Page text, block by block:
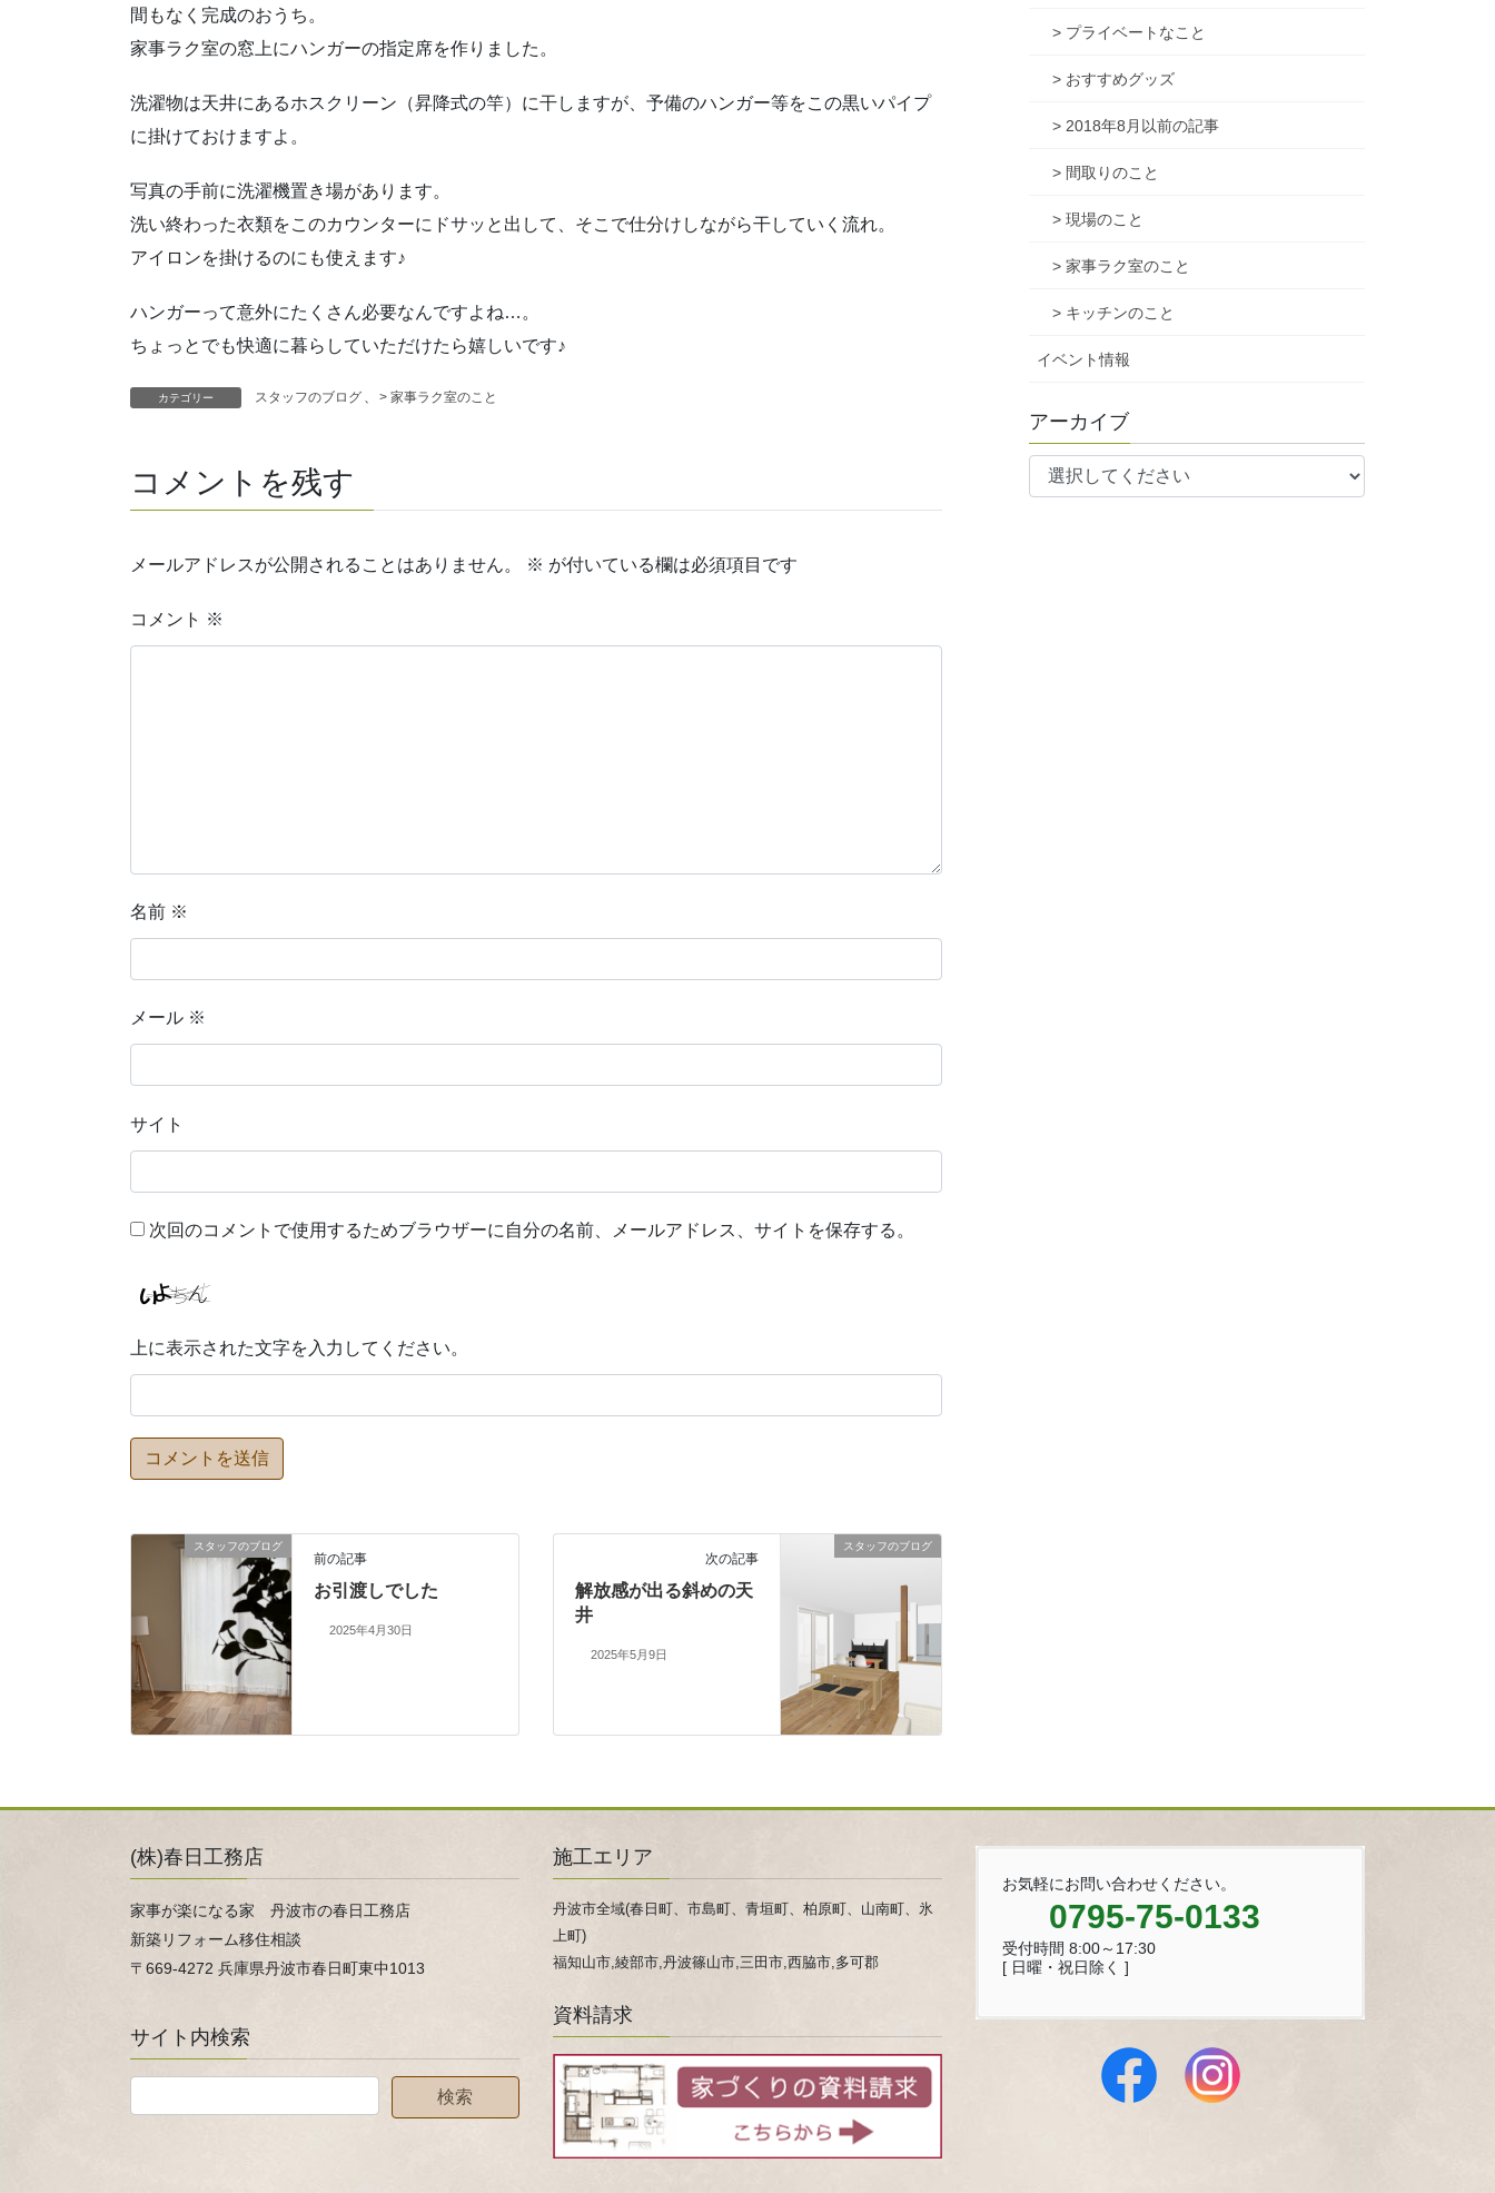
間もなく完成のおうち。
家事ラク室の窓上にハンガーの指定席を作りました。
洗濯物は天井にあるホスクリーン（昇降式の竿）に干しますが、予備のハンガー等をこの黒いパイプ
に掛けておけますよ。
写真の手前に洗濯機置き場があります。
洗い終わった衣類をこのカウンターにドサッと出して、そこで仕分けしながら干していく流れ。
アイロンを掛けるのにも使えます♪
ハンガーって意外にたくさん必要なんですよね…。
ちょっとでも快適に暮らしていただけたら嬉しいです♪
カテゴリー スタッフのブログ 、 > 家事ラク室のこと
コメントを残す
メールアドレスが公開されることはありません。 ※ が付いている欄は必須項目です
コメント ※
名前 ※
メール ※
サイト
次回のコメントで使用するためブラウザーに自分の名前、メールアドレス、サイトを保存する。
上に表示された文字を入力してください。
スタッフのブログ
前の記事
お引渡しでした
2025年4月30日
スタッフのブログ
次の記事
解放感が出る斜めの天
井
2025年5月9日
> プライベートなこと
> おすすめグッズ
> 2018年8月以前の記事
> 間取りのこと
> 現場のこと
> 家事ラク室のこと
> キッチンのこと
イベント情報
アーカイブ
(株)春日工務店
家事が楽になる家 丹波市の春日工務店
新築リフォーム移住相談
〒669-4272 兵庫県丹波市春日町東中1013
サイト内検索
施工エリア
丹波市全域(春日町、市島町、青垣町、柏原町、山南町、氷
上町)
福知山市,綾部市,丹波篠山市,三田市,西脇市,多可郡
資料請求
お気軽にお問い合わせください。
0795-75-0133
受付時間 8:00～17:30
[ 日曜・祝日除く ]